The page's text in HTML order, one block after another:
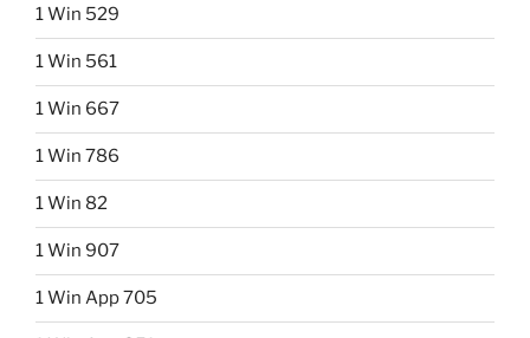
1 Win 529
1 Win 561
1 Win 667
1 Win 786
1 Win 82
1 Win 907
1 Win App 705